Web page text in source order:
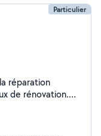
Particulier
de rénovation.
lave-linge, lave-